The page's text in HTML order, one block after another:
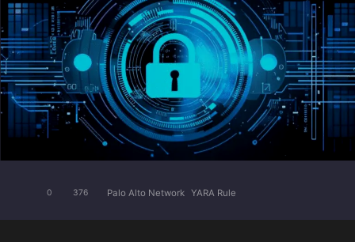
0 376 Palo Alto Network YARA Rule